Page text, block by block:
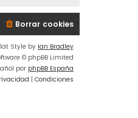
Borrar cookies
Style by Ian Bradley
© phpBB Limited
por phpBB España
| Condiciones